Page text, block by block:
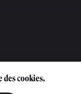
des cookies.